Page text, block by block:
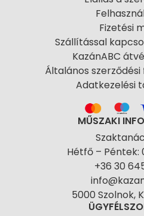
Fizetési
Szállítással
KazánABC
Általános
Adatkezelési
MŰSZAKI
Hétfő – Péntek:
+36 30
5000 Szolnok,